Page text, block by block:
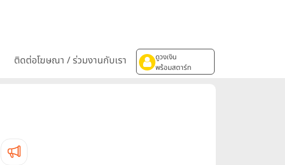
ติดต่อโฆษณา / ร่วมงานกับเรา
ดูวงเงิน
พร้อมสตาร์ท